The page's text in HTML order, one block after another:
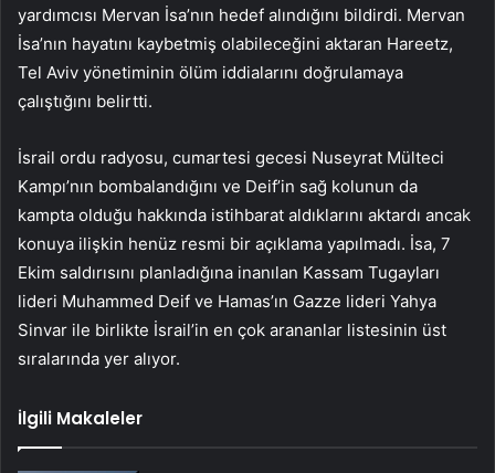
yardımcısı Mervan İsa’nın hedef alındığını bildirdi. Mervan
İsa’nın hayatını kaybetmiş olabileceğini aktaran Hareetz,
Tel Aviv yönetiminin ölüm iddialarını doğrulamaya
çalıştığını belirtti.
İsrail ordu radyosu, cumartesi gecesi Nuseyrat Mülteci
Kampı’nın bombalandığını ve Deif’in sağ kolunun da
kampta olduğu hakkında istihbarat aldıklarını aktardı ancak
konuya ilişkin henüz resmi bir açıklama yapılmadı. İsa, 7
Ekim saldırısını planladığına inanılan Kassam Tugayları
lideri Muhammed Deif ve Hamas’ın Gazze lideri Yahya
Sinvar ile birlikte İsrail’in en çok arananlar listesinin üst
sıralarında yer alıyor.
İlgili Makaleler